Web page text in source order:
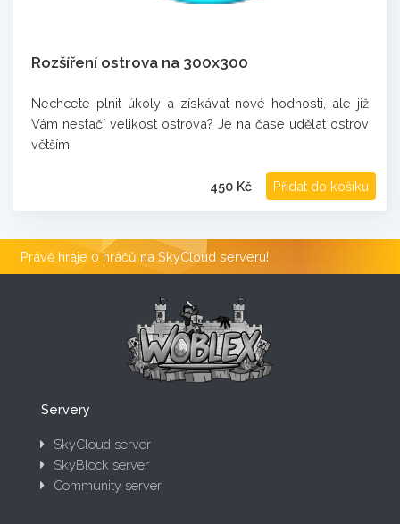
Rozšíření ostrova na 300x300
Nechcete plnit úkoly a získávat nové hodnosti, ale již
Vám nestačí velikost ostrova? Je na čase udělat ostrov
větším!
Přidat do košíku
450 Kč
Právě hraje 0 hráčů na SkyCloud serveru!
Servery
SkyCloud server
SkyBlock server
Community server